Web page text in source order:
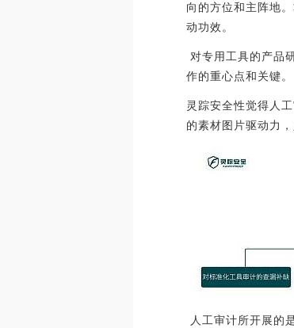
向的方位和主阵地
动功效。
对专用工具的产品
作的重心点和关键。
灵踪安全性觉得人
的素材图片驱动力
人工审计所开展的